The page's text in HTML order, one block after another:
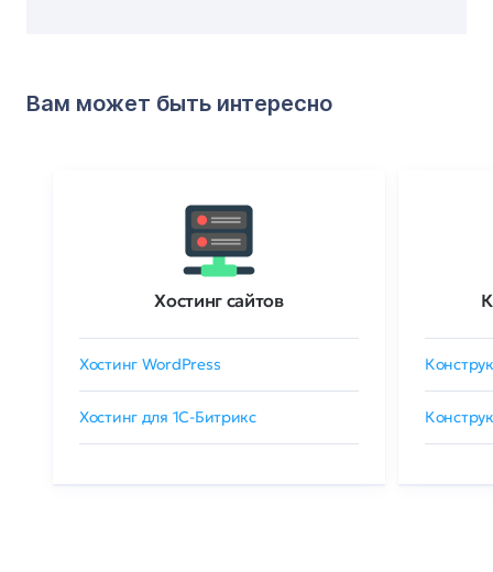
Вам может быть интересно
Хостинг сайтов
Хостинг WordPress
Хостинг для 1C-Битрикс